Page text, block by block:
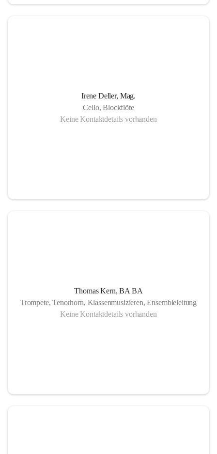
sich in der Fächervielfalt im künstlerischen Einzelunterricht
bis hin zu zahlreichen Ensembles. Damit ist gewährleistet,
dass jeder Musikschüler die Möglichkeit hat, sein erlerntes
Irene Deller, Mag.
Cello, Blockflöte
Keine Kontaktdetails vorhanden
Thomas Kern, BA BA
Trompete, Tenorhorn, Klassenmusizieren, Ensembleleitung
Keine Kontaktdetails vorhanden